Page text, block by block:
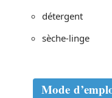
détergent
sèche-linge
Mode